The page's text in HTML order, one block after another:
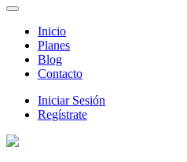
Inicio
Planes
Blog
Contacto
Iniciar Sesión
Regístrate